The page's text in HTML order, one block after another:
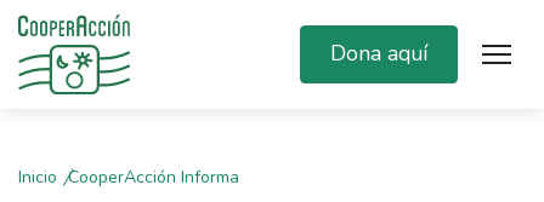
Dona aquí
Inicio CooperAcción Informa